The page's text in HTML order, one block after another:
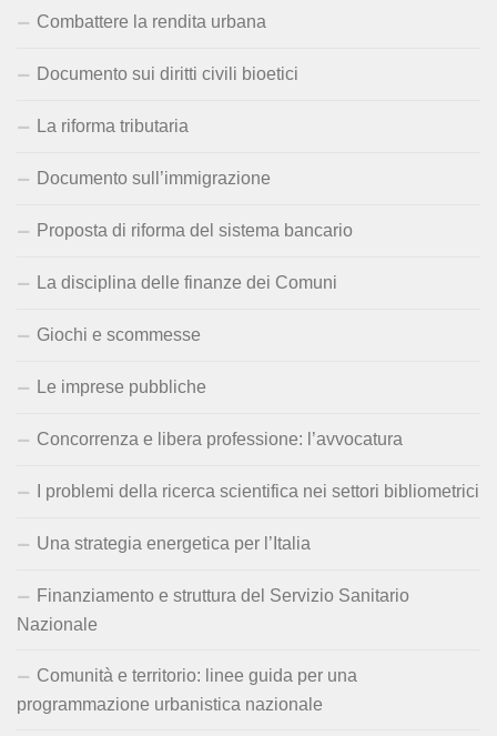
Combattere la rendita urbana
Documento sui diritti civili bioetici
La riforma tributaria
Documento sull’immigrazione
Proposta di riforma del sistema bancario
La disciplina delle finanze dei Comuni
Giochi e scommesse
Le imprese pubbliche
Concorrenza e libera professione: l’avvocatura
I problemi della ricerca scientifica nei settori bibliometrici
Una strategia energetica per l’Italia
Finanziamento e struttura del Servizio Sanitario
Nazionale
Comunità e territorio: linee guida per una
programmazione urbanistica nazionale